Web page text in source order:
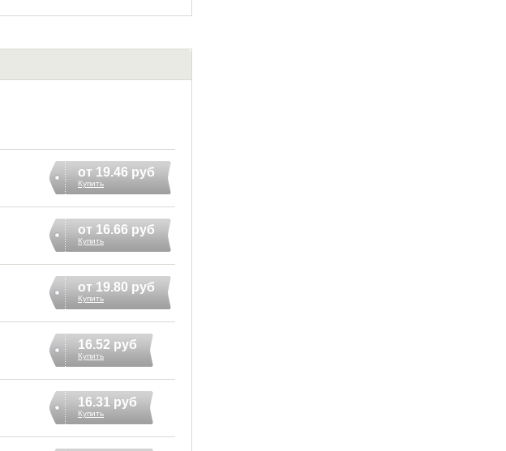
от 19.46 руб
Купить
от 16.66 руб
Купить
от 19.80 руб
Купить
16.52 руб
Купить
16.31 руб
Купить